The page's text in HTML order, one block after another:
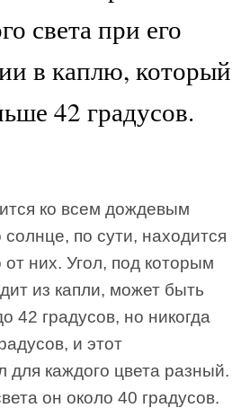
света при его
в каплю, который
42 градусов.
ко всем дождевым
по сути, находится
от них. Угол, под которым
из капли, может быть
42 градусов, но никогда
и этот
для каждого цвета разный.
он около 40 градусов.